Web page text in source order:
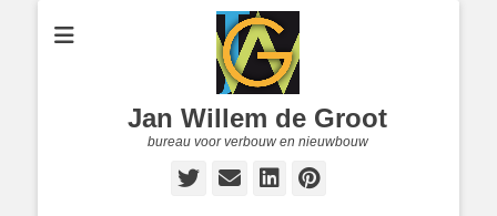
Jan Willem de Groot
bureau voor verbouw en nieuwbouw
Twitter
E-
LinkedIn
Pinterest